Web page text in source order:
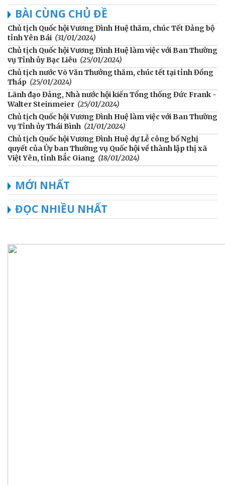
BÀI CÙNG CHỦ ĐỀ
Chủ tịch Quốc hội Vương Đình Huệ thăm, chúc Tết Đảng bộ
tỉnh Yên Bái (31/01/2024)
Chủ tịch Quốc hội Vương Đình Huệ làm việc với Ban Thường
vụ Tỉnh ủy Bạc Liêu (25/01/2024)
Chủ tịch nước Võ Văn Thưởng thăm, chúc tết tại tỉnh Đồng
Tháp (25/01/2024)
Lãnh đạo Đảng, Nhà nước hội kiến Tổng thống Đức Frank -
Walter Steinmeier (25/01/2024)
Chủ tịch Quốc hội Vương Đình Huệ làm việc với Ban Thường
vụ Tỉnh ủy Thái Bình (21/01/2024)
Chủ tịch Quốc hội Vương Đình Huệ dự Lễ công bố Nghị
quyết của Ủy ban Thường vụ Quốc hội về thành lập thị xã
Việt Yên, tỉnh Bắc Giang (18/01/2024)
MỚI NHẤT
ĐỌC NHIỀU NHẤT